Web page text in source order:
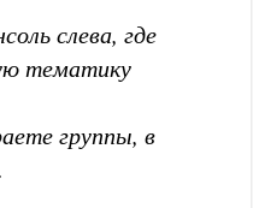
слева, где
тематику
группы, в